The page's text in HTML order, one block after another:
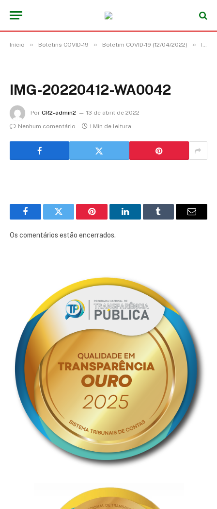
Início » Boletins COVID-19 » Boletim COVID-19 (12/04/2022) » IMG-20220412-WA0042
IMG-20220412-WA0042
Por CR2-admin2
13 de abril de 2022
Nenhum comentário
1 Min de leitura
FacebookTwitter Pinterest LinkedInTumblr
E-
Os comentários estão encerrados.